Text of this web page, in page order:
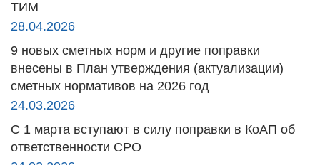
ТИМ
28.04.2026
9 новых сметных норм и другие поправки
внесены в План утверждения (актуализации)
сметных нормативов на 2026 год
24.03.2026
С 1 марта вступают в силу поправки в КоАП об
ответственности СРО